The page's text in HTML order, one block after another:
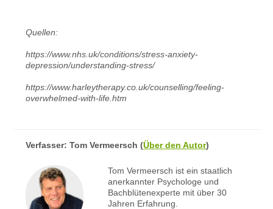
Quellen:
https://www.nhs.uk/conditions/stress-anxiety-
depression/understanding-stress/
https://www.harleytherapy.co.uk/counselling/feeling-
overwhelmed-with-life.htm
Verfasser:Tom Vermeersch (Über den Autor)
Tom Vermeersch ist ein staatlich
anerkannter Psychologe und
Bachblütenexperte mit über 30
Jahren Erfahrung.